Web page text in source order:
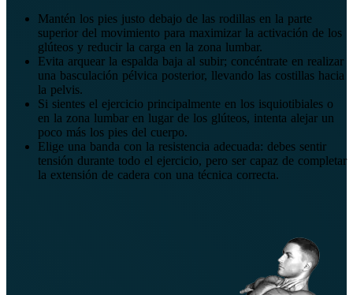
Mantén los pies justo debajo de las rodillas en la parte
superior del movimiento para maximizar la activación de los
glúteos y reducir la carga en la zona lumbar.
Evita arquear la espalda baja al subir; concéntrate en realizar
una basculación pélvica posterior, llevando las costillas hacia
la pelvis.
Si sientes el ejercicio principalmente en los isquiotibiales o
en la zona lumbar en lugar de los glúteos, intenta alejar un
poco más los pies del cuerpo.
Elige una banda con la resistencia adecuada: debes sentir
tensión durante todo el ejercicio, pero ser capaz de completar
la extensión de cadera con una técnica correcta.